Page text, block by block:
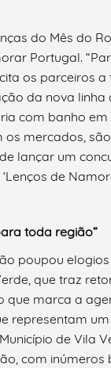
do Mês do
Portugal.
os parceiros
da nova linha
com banho
mercados,
lançar um
de
toda região”
poupou
que traz
que marca a
representam
de Vila
com inúmeros